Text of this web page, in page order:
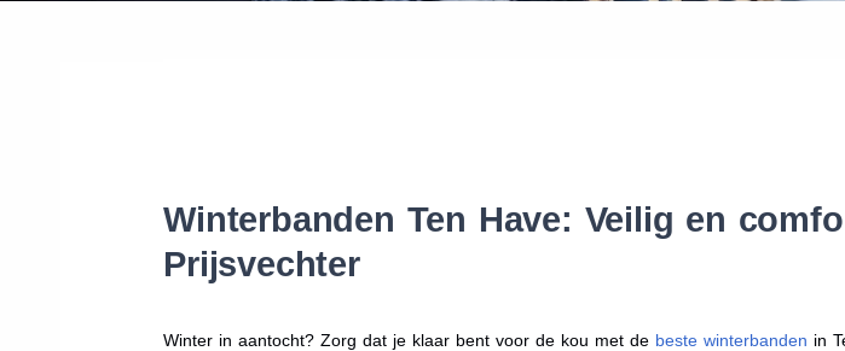
Winterbanden Ten Have: Veilig en
Prijsvechter
Winter in aantocht? Zorg dat je klaar bent voor de kou met de beste winterbanden in